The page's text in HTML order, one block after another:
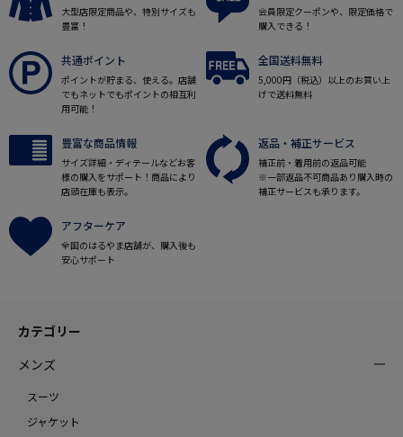
大型店限定商品や、特別サイズも
豊富！
会員限定クーポンや、限定価格で
購入できる！
共通ポイント
ポイントが貯まる、使える。店舗
でもネットでもポイントの相互利
用可能！
全国送料無料
5,000円（税込）以上のお買い上
げで送料無料
豊富な商品情報
サイズ詳細・ディテールなどお客
様の購入をサポート！商品により
店頭在庫も表示。
返品・補正サービス
補正前・着用前の返品可能
※一部返品不可商品あり購入時の
補正サービスも承ります。
アフターケア
全国のはるやま店舗が、購入後も
安心サポート
カテゴリー
メンズ
スーツ
ジャケット